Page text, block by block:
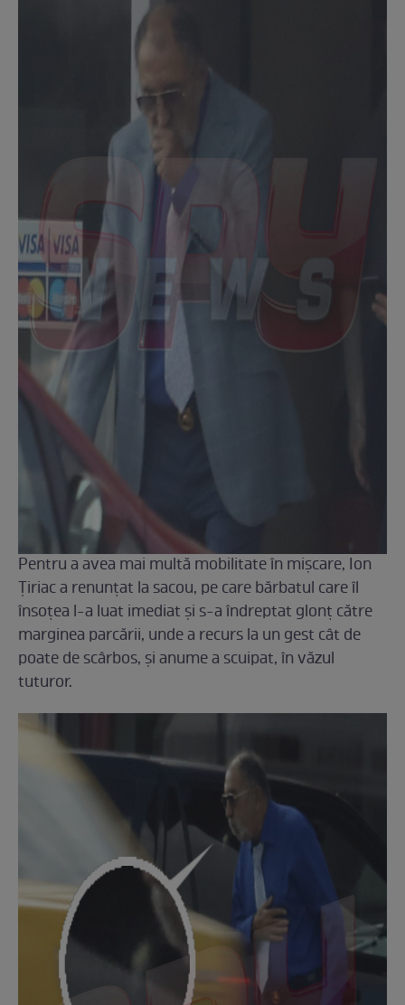
Pentru a avea mai multă mobilitate în mişcare, Ion
Ţiriac a renunţat la sacou, pe care bărbatul care îl
însoţea l-a luat imediat şi s-a îndreptat glonţ către
marginea parcării, unde a recurs la un gest cât de
poate de scârbos, şi anume a scuipat, în văzul
tuturor.